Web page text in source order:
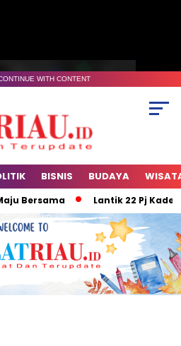
WITH CONTENT
BISNIS BUDAYA
Lantik 22 Pj Kades,